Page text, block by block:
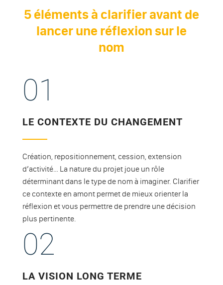
5 éléments à clarifier avant de
lancer une réflexion sur le
nom
01
LE CONTEXTE DU CHANGEMENT
Création, repositionnement, cession, extension
d’activité… La nature du projet joue un rôle
déterminant dans le type de nom à imaginer. Clarifier
ce contexte en amont permet de mieux orienter la
réflexion et vous permettre de prendre une décision
plus pertinente.
02
LA VISION LONG TERME